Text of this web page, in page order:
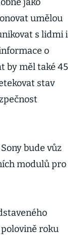
umělou
s lidmi i
o
by měl také 45
stav
bude vůz
modulů pro
roku